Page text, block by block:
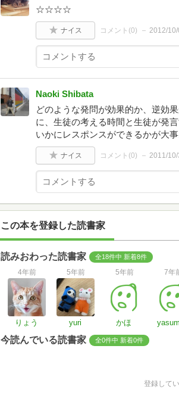
☆☆☆☆
ナイス コメント(0) 2012/10/
Naoki Shibata
どのような発問が効果的か、逆効
に、生徒の考える時間と生徒が発
いかにレスポンスができるかが大事
ナイス コメント(0) 2011/10/
この本を登録した読書家
読みおわった読書家 全18件中 新着8件
4年前
りょう
5年前
yuri
5年前
かほ
7年
今読んでいる読書家 全0件中 新着0件
登録して